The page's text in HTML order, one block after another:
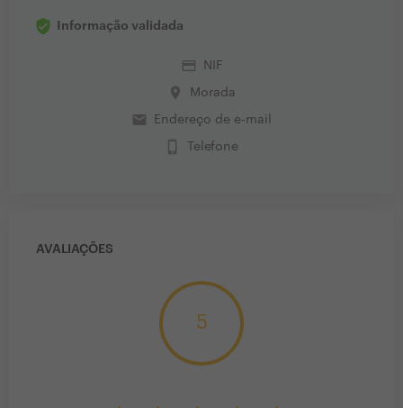
Informação validada
credit_card NIF
place Morada
email Endereço de e-mail
phone_iphone Telefone
AVALIAÇÕES
5